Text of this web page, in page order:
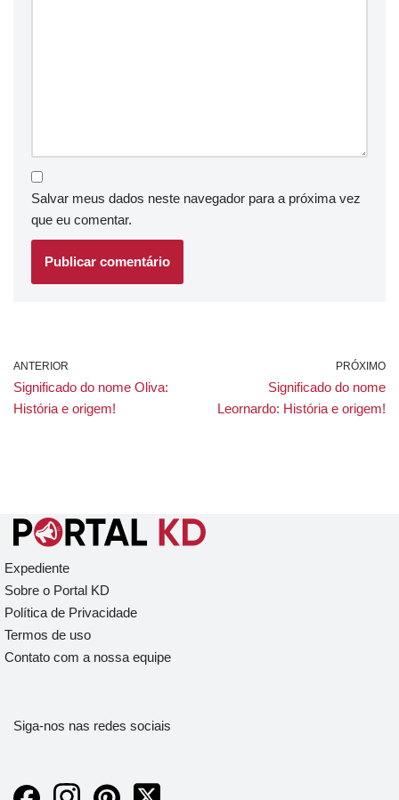
Salvar meus dados neste navegador para a próxima vez
que eu comentar.
ANTERIOR
Significado do nome Oliva:
História e origem!
PRÓXIMO
Significado do nome
Leornardo: História e origem!
Expediente
Sobre o Portal KD
Política de Privacidade
Termos de uso
Contato com a nossa equipe
Siga-nos nas redes sociais